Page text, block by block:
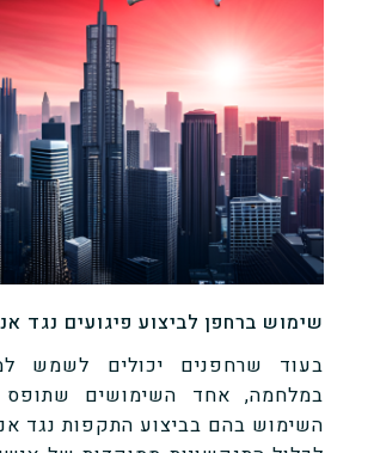
שימוש ברחפן לביצוע פיגועים נגד
בעוד שרחפנים יכולים לשמש
במלחמה, אחד השימושים שתופס
השימוש בהם בביצוע התקפות נגד